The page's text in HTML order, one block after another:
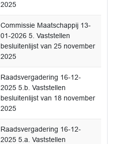
2025
Commissie Maatschappij 13-
01-2026 5. Vaststellen
besluitenlijst van 25 november
2025
Raadsvergadering 16-12-
2025 5.b. Vaststellen
besluitenlijst van 18 november
2025
Raadsvergadering 16-12-
2025 5.a. Vaststellen